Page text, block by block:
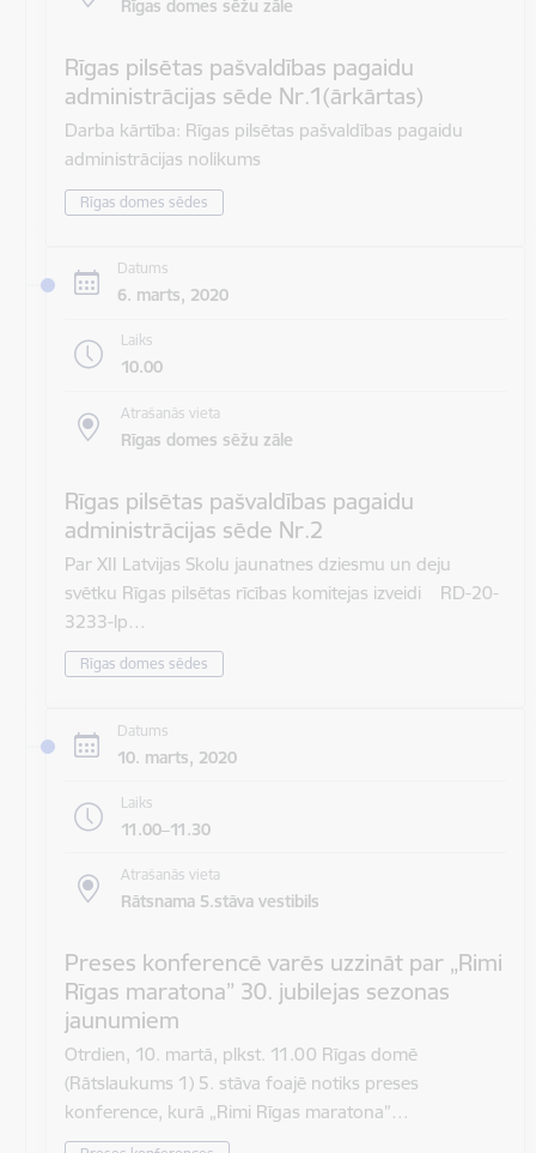
Rīgas domes sēžu zāle
Rīgas pilsētas pašvaldības pagaidu
administrācijas sēde Nr.1(ārkārtas)
Darba kārtība: Rīgas pilsētas pašvaldības pagaidu
administrācijas nolikums
Rīgas domes sēdes
Datums
6. marts, 2020
Laiks
10.00
Atrašanās vieta
Rīgas domes sēžu zāle
Rīgas pilsētas pašvaldības pagaidu
administrācijas sēde Nr.2
Par XII Latvijas Skolu jaunatnes dziesmu un deju
svētku Rīgas pilsētas rīcības komitejas izveidi RD-20-
3233-lp…
Rīgas domes sēdes
Datums
10. marts, 2020
Laiks
11.00–11.30
Atrašanās vieta
Rātsnama 5.stāva vestibils
Preses konferencē varēs uzzināt par „Rimi
Rīgas maratona” 30. jubilejas sezonas
jaunumiem
Otrdien, 10. martā, plkst. 11.00 Rīgas domē
(Rātslaukums 1) 5. stāva foajē notiks preses
konference, kurā „Rimi Rīgas maratona”…